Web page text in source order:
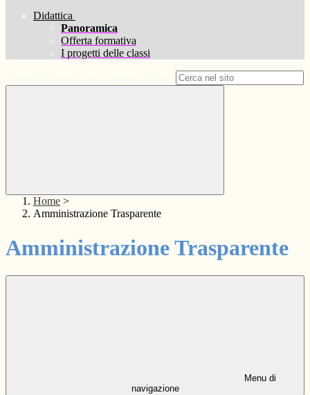
Didattica
Panoramica
Offerta formativa
I progetti delle classi
Home >
Amministrazione Trasparente
Amministrazione Trasparente
Menu di
navigazione